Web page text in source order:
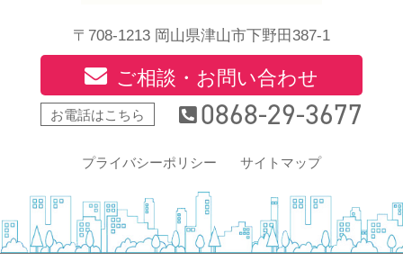
〒708-1213 岡山県津山市下野田387-1
ご相談・お問い合わせ
お電話はこちら 0868-29-3677
プライバシーポリシー サイトマップ